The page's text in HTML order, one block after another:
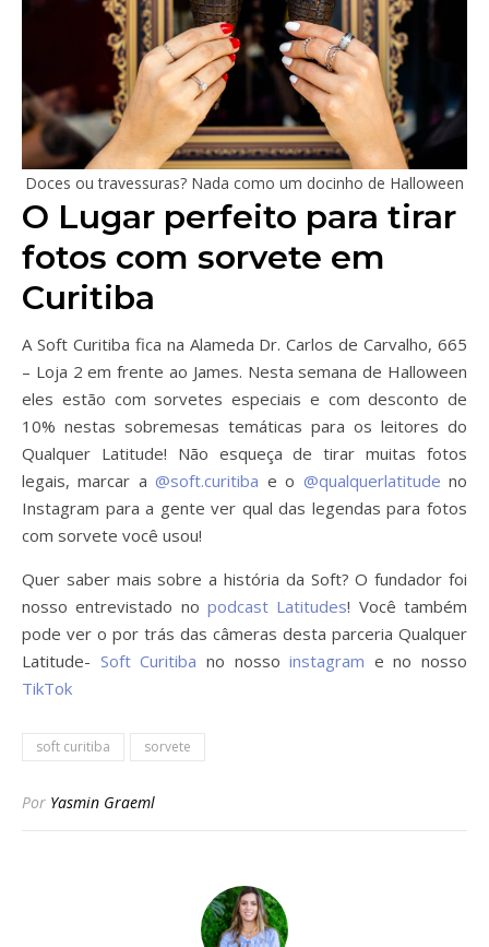
Doces ou travessuras? Nada como um docinho de Halloween
O Lugar perfeito para tirar
fotos com sorvete em
Curitiba
A Soft Curitiba fica na Alameda Dr. Carlos de Carvalho, 665
– Loja 2 em frente ao James. Nesta semana de Halloween
eles estão com sorvetes especiais e com desconto de
10% nestas sobremesas temáticas para os leitores do
Qualquer Latitude! Não esqueça de tirar muitas fotos
legais, marcar a@soft.curitiba e o @qualquerlatitudeno
Instagram para a gente ver qual das legendas para fotos
com sorvete você usou!
Quer saber mais sobre a história da Soft? O fundador foi
nosso entrevistado no podcast Latitudes! Você também
pode ver o por trás das câmeras desta parceria Qualquer
Latitude- Soft Curitiba no nossoinstagram e no nosso
TikTok
soft curitiba sorvete
Por Yasmin Graeml